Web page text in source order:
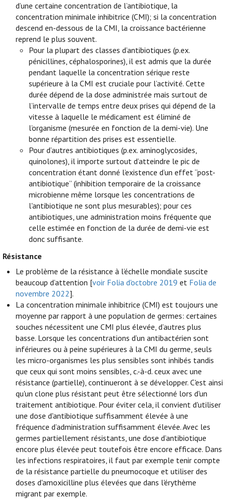
d’une certaine concentration de l’antibiotique, la
concentration minimale inhibitrice (CMI); si la concentration
descend en-dessous de la CMI, la croissance bactérienne
reprend le plus souvent.
Pour la plupart des classes d’antibiotiques (p.ex.
pénicillines, céphalosporines), il est admis que la durée
pendant laquelle la concentration sérique reste
supérieure à la CMI est cruciale pour l’activité. Cette
durée dépend de la dose administrée mais surtout de
l’intervalle de temps entre deux prises qui dépend de la
vitesse à laquelle le médicament est éliminé de
l’organisme (mesurée en fonction de la demi-vie). Une
bonne répartition des prises est essentielle.
Pour d’autres antibiotiques (p.ex. aminoglycosides,
quinolones), il importe surtout d’atteindre le pic de
concentration étant donné l’existence d’un effet “post-
antibiotique” (inhibition temporaire de la croissance
microbienne même lorsque les concentrations de
l'antibiotique ne sont plus mesurables); pour ces
antibiotiques, une administration moins fréquente que
celle estimée en fonction de la durée de demi-vie est
donc suffisante.
Résistance
Le problème de la résistance à l’échelle mondiale suscite
beaucoup d’attention [voir Folia d'octobre 2019 et Folia de
novembre 2022].
La concentration minimale inhibitrice (CMI) est toujours une
moyenne par rapport à une population de germes: certaines
souches nécessitent une CMI plus élevée, d’autres plus
basse. Lorsque les concentrations d’un antibactérien sont
inférieures ou à peine supérieures à la CMI du germe, seuls
les micro-organismes les plus sensibles sont inhibés tandis
que ceux qui sont moins sensibles, c.-à-d. ceux avec une
résistance (partielle), continueront à se développer. C'est ainsi
qu'un clone plus résistant peut être sélectionné lors d'un
traitement antibiotique. Pour éviter cela, il convient d'utiliser
une dose d'antibiotique suffisamment élevée à une
fréquence d’administration suffisamment élevée. Avec les
germes partiellement résistants, une dose d’antibiotique
encore plus élevée peut toutefois être encore efficace. Dans
les infections respiratoires, il faut par exemple tenir compte
de la résistance partielle du pneumocoque et utiliser des
doses d'amoxicilline plus élevées que dans l'érythème
migrant par exemple.